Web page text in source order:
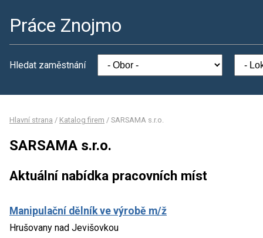
Práce Znojmo
Hledat zaměstnání
Hlavní strana / Katalog firem / SARSAMA s.r.o.
SARSAMA s.r.o.
Aktuální nabídka pracovních míst
Manipulační dělník ve výrobě m/ž
Hrušovany nad Jevišovkou